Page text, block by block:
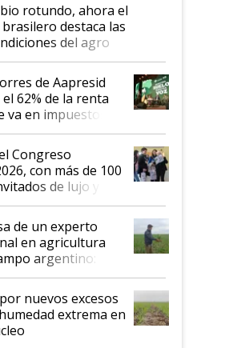
rotundo, ahora el
destaca las
del agro
invertir: "Los veo
de Aapresid
62% de la renta
va en impuestos:
que en
sigan discutiendo
cosas de hace 50
Congreso
con más de 100
de lujo y
de un experto
en agricultura
argentino:
impresionado"
nuevos excesos
extrema en